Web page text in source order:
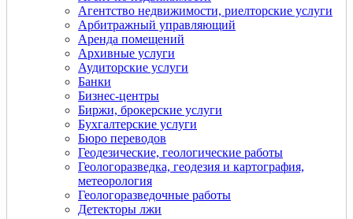
Агентство недвижимости, риелторские услуги
Арбитражный управляющий
Аренда помещений
Архивные услуги
Аудиторские услуги
Банки
Бизнес-центры
Биржи, брокерские услуги
Бухгалтерские услуги
Бюро переводов
Геодезические, геологические работы
Геологоразведка, геодезия и картография,
метеорология
Геологоразведочные работы
Детекторы лжи